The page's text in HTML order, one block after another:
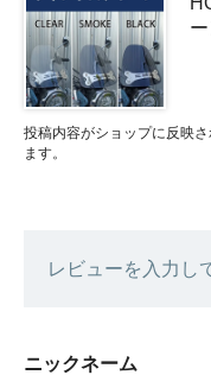
投稿内容がショップに反映
ます。
レビューを入力し
ニックネーム